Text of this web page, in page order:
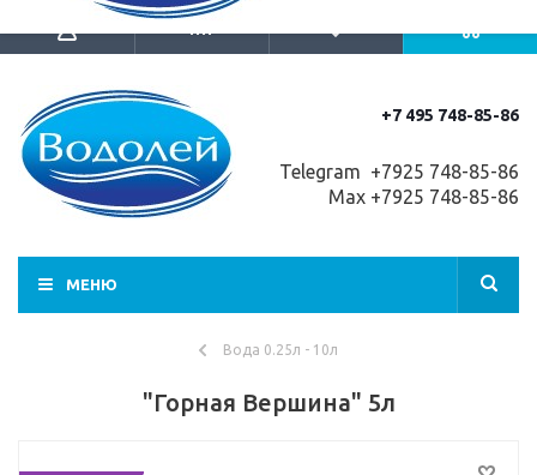
+7 495 748-85-86
Telegram +7925 748-85-86
Max +7925 748-85-86
МЕНЮ
Вода 0.25л - 10л
"Горная Вершина" 5л